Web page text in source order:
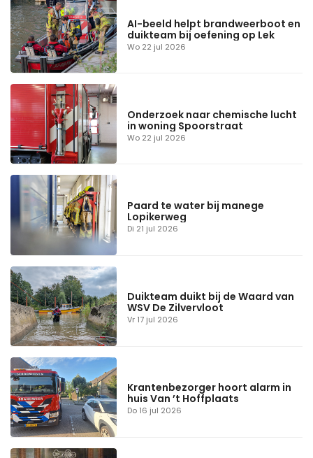
Wo 22 jul 2026
AI-beeld helpt brandweerboot en
duikteam bij oefening op Lek
Wo 22 jul 2026
Onderzoek naar chemische lucht
in woning Spoorstraat
Di 21 jul 2026
Paard te water bij manege
Lopikerweg
Vr 17 jul 2026
Duikteam duikt bij de Waard van
WSV De Zilvervloot
Do 16 jul 2026
Krantenbezorger hoort alarm in
huis Van ’t Hoffplaats